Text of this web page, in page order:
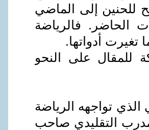
للحنين إلى الماضي
الحاضر. فالرياضة
تغيرت أدواتها.
للمقال على النحو
الذي تواجهه الرياضة
التقليدي صاحب